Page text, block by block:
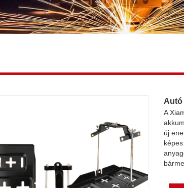
Autó
A
új